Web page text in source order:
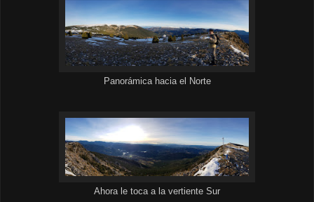
Panorámica hacia el Norte
Ahora le toca a la vertiente Sur